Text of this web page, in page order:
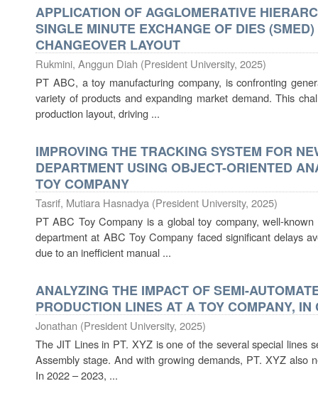
APPLICATION OF AGGLOMERATIVE
SINGLE MINUTE EXCHANGE OF DIES
CHANGEOVER LAYOUT
Rukmini, Anggun Diah (President University, 2025)
PT ABC, a toy manufacturing company, is confronting
variety of products and expanding market demand. This
production layout, driving ...
IMPROVING THE TRACKING SYSTEM FOR
DEPARTMENT USING OBJECT-ORIENTED
TOY COMPANY
Tasrif, Mutiara Hasnadya (President University, 2025)
PT ABC Toy Company is a global toy company, well-
department at ABC Toy Company faced significant delays
due to an inefficient manual ...
ANALYZING THE IMPACT OF SEMI-
PRODUCTION LINES AT A TOY COMPANY,
Jonathan (President University, 2025)
The JIT Lines in PT. XYZ is one of the several special lines
Assembly stage. And with growing demands, PT. XYZ also
In 2022 – 2023, ...